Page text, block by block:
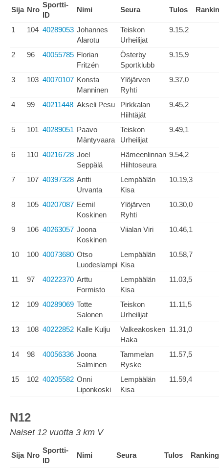
Sija Nro
Sportti-
ID
Nimi Seura Tulos
1 104 40289053 Johannes
Alarotu
Teiskon
Urheilijat
9.15,2
2 96 40055785 Florian
Fritzén
Österby
Sportklubb
9.15,9
3 103 40070107 Konsta
Manninen
Ylöjärven
Ryhti
9.37,0
4 99 40211448 Akseli Pesu
Pirkkalan
Hiihtäjät
9.45,2
5 101 40289051 Paavo
Mäntyvaara
Teiskon
Urheilijat
9.49,1
6 110 40216728 Joel
Seppälä
Hämeenlinnan
Hiihtoseura
9.54,2
7 107 40397328 Antti
Urvanta
Lempäälän
Kisa
10.19,3
8 105 40207087 Eemil
Koskinen
Ylöjärven
Ryhti
10.30,0
9 106 40263057 Joona
Koskinen
Viialan Viri 10.46,1
10 100 40073680 Otso
Luodeslampi
Lempäälän
Kisa
10.58,7
11 97 40222370 Arttu
Formisto
Lempäälän
Kisa
11.03,5
12 109 40289069 Totte
Salonen
Teiskon
Urheilijat
11.11,5
13 108 40222852 Kalle Kulju
Valkeakosken
Haka
11.31,0
14 98 40056336 Joona
Salminen
Tammelan
Ryske
11.57,5
15 102 40205582 Onni
Liponkoski
Lempäälän
Kisa
11.59,4
N12
Naiset 12 vuotta 3 km V
Sija Nro
Sportti-
ID
Nimi Seura Tulos Ranking